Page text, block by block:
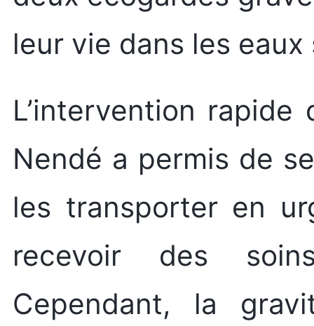
leur vie dans les
L’intervention
Nendé a permis de
les transporter en
recevoir des
Cependant, la